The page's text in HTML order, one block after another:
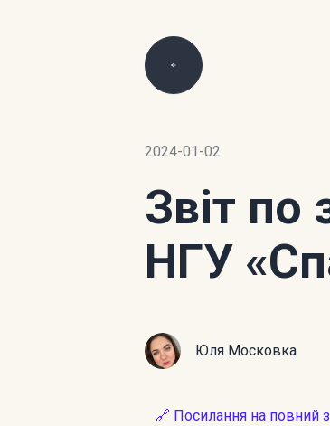
2024-01-02
Звіт по
НГУ
Юля Московка
🔗 Посилання на повний